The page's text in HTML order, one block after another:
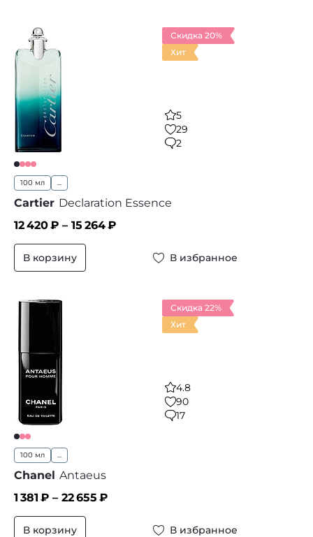
Скидка 20%
Хит
5
29
2
100 мл ...
Cartier Declaration Essence
12 420₽ – 15 264₽
В корзину В избранное
Скидка 22%
Хит
4.8
90
17
100 мл ...
Chanel Antaeus
1 381 ₽ – 22 655 ₽
В корзину В избранное